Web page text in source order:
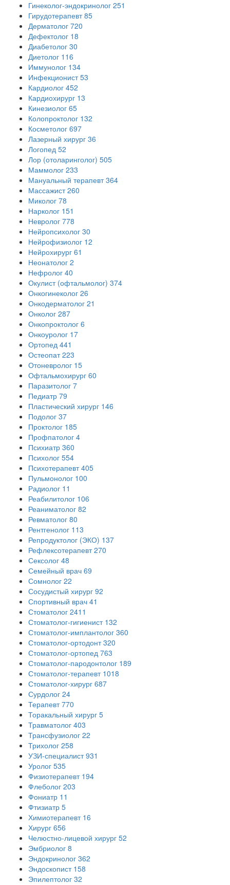
Гинеколог-эндокринолог 251
Гирудотерапевт 85
Дерматолог 720
Дефектолог 18
Диабетолог 30
Диетолог 116
Иммунолог 134
Инфекционист 53
Кардиолог 452
Кардиохирург 13
Кинезиолог 65
Колопроктолог 132
Косметолог 697
Лазерный хирург 36
Логопед 52
Лор (отоларинголог) 505
Маммолог 233
Мануальный терапевт 364
Массажист 260
Миколог 78
Нарколог 151
Невролог 778
Нейропсихолог 30
Нейрофизиолог 12
Нейрохирург 61
Неонатолог 2
Нефролог 40
Окулист (офтальмолог) 374
Онкогинеколог 26
Онкодерматолог 21
Онколог 287
Онкопроктолог 6
Онкоуролог 17
Ортопед 441
Остеопат 223
Отоневролог 15
Офтальмохирург 60
Паразитолог 7
Педиатр 79
Пластический хирург 146
Подолог 37
Проктолог 185
Профпатолог 4
Психиатр 360
Психолог 554
Психотерапевт 405
Пульмонолог 100
Радиолог 11
Реабилитолог 106
Реаниматолог 82
Ревматолог 80
Рентгенолог 113
Репродуктолог (ЭКО) 137
Рефлексотерапевт 270
Сексолог 48
Семейный врач 69
Сомнолог 22
Сосудистый хирург 92
Спортивный врач 41
Стоматолог 2411
Стоматолог-гигиенист 132
Стоматолог-имплантолог 360
Стоматолог-ортодонт 320
Стоматолог-ортопед 763
Стоматолог-пародонтолог 189
Стоматолог-терапевт 1018
Стоматолог-хирург 687
Сурдолог 24
Терапевт 770
Торакальный хирург 5
Травматолог 403
Трансфузиолог 22
Трихолог 258
УЗИ-специалист 931
Уролог 535
Физиотерапевт 194
Флеболог 203
Фониатр 11
Фтизиатр 5
Химиотерапевт 16
Хирург 656
Челюстно-лицевой хирург 52
Эмбриолог 8
Эндокринолог 362
Эндоскопист 158
Эпилептолог 32